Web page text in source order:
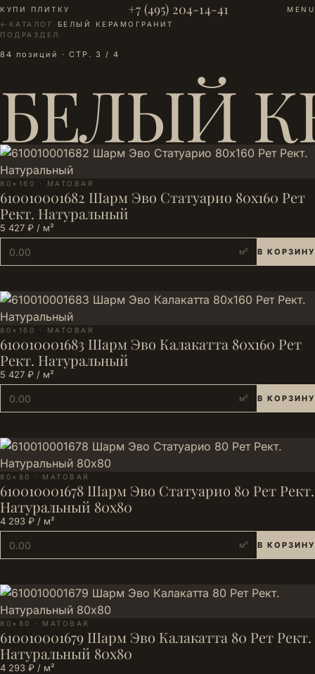
КУПИ ПЛИТКУ +7 (495) 204-14-41
MENU
← КАТАЛОГ · БЕЛЫЙ КЕРАМОГРАНИТ
ПОДРАЗДЕЛ
84 позиций · СТР. 3 / 4
БЕЛЫЙ
80×160 · МАТОВАЯ
610010001682 Шарм Эво Статуарио 80х160 Рет
Рект. Натуральный
5 427 ₽ / м²
м² В КОРЗИНУ
80×160 · МАТОВАЯ
610010001683 Шарм Эво Калакатта 80х160 Рет
Рект. Натуральный
5 427 ₽ / м²
м² В КОРЗИНУ
80×80 · МАТОВАЯ
610010001678 Шарм Эво Статуарио 80 Рет Рект.
Натуральный 80х80
4 293 ₽ / м²
м² В КОРЗИНУ
80×80 · МАТОВАЯ
610010001679 Шарм Эво Калакатта 80 Рет Рект.
Натуральный 80х80
4 293 ₽ / м²